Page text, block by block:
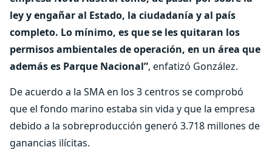
ley y engañar al Estado, la ciudadanía y al país
completo. Lo mínimo, es que se les quitaran los
permisos ambientales de operación, en un área que
además es Parque Nacional”, enfatizó González.
De acuerdo a la SMA en los 3 centros se comprobó
que el fondo marino estaba sin vida y que la empresa
debido a la sobreproducción generó 3.718 millones de
ganancias ilícitas.